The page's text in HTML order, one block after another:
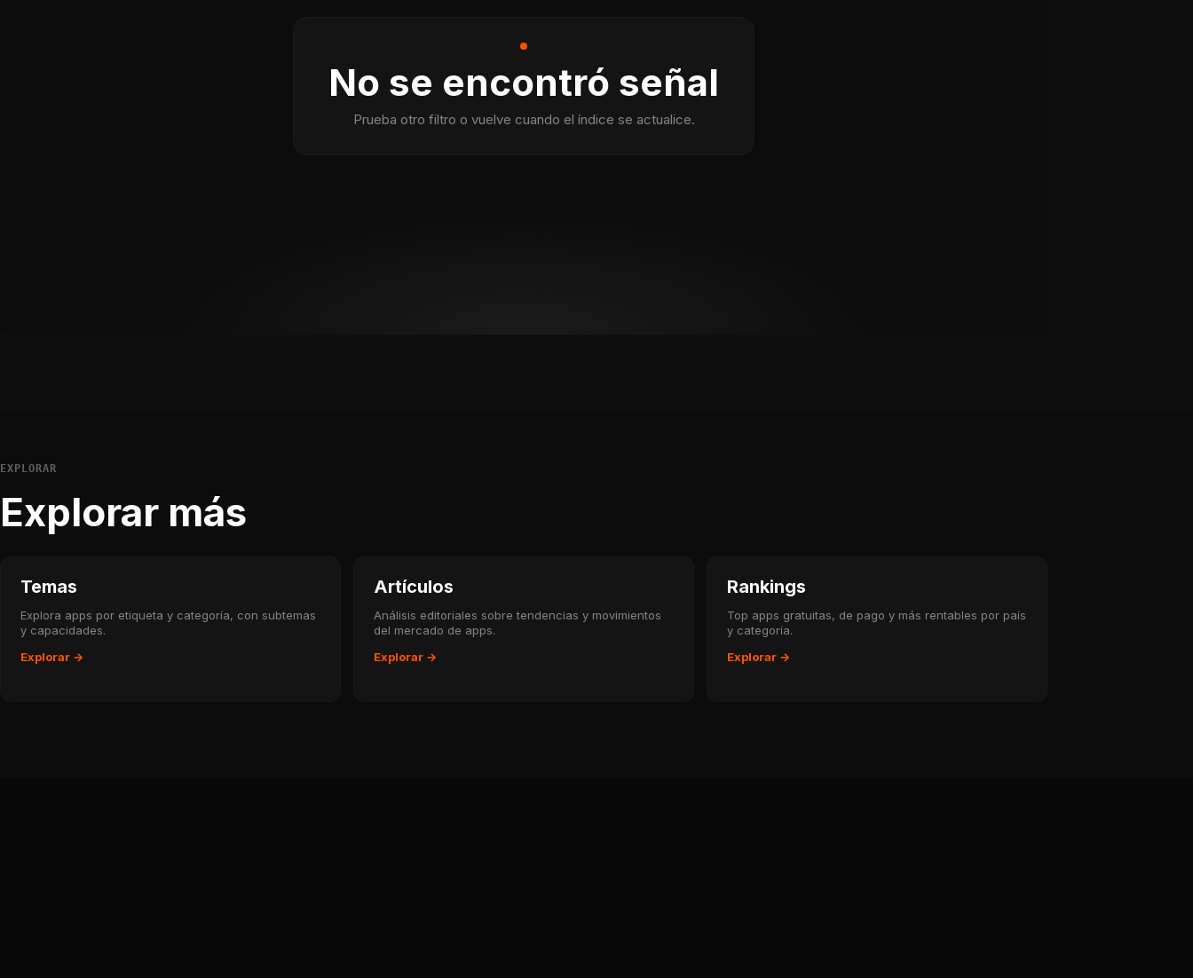
No se encontró señal
Prueba otro filtro o vuelve cuando el índice se actualice.
EXPLORAR
Explorar más
Temas
Explora apps por etiqueta y categoría, con subtemas
y capacidades.
Explorar →
Artículos
Análisis editoriales sobre tendencias y movimientos
del mercado de apps.
Explorar →
Rankings
Top apps gratuitas, de pago y más rentables por país
y categoría.
Explorar →